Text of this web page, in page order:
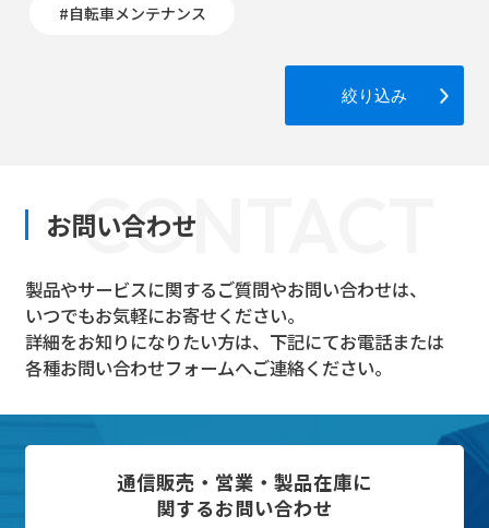
#自転車メンテナンス
絞り込み
CONTACT
お問い合わせ
製品やサービスに関するご質問やお問い合わせは、
いつでもお気軽にお寄せください。
詳細をお知りになりたい方は、下記にてお電話または
各種お問い合わせフォームへご連絡ください。
通信販売・営業・製品在庫に
関するお問い合わせ